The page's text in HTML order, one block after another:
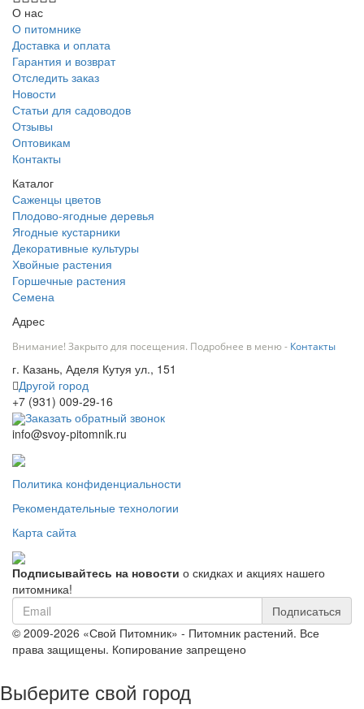
О нас
О питомнике
Доставка и оплата
Гарантия и возврат
Отследить заказ
Новости
Статьи для садоводов
Отзывы
Оптовикам
Контакты
Каталог
Саженцы цветов
Плодово-ягодные деревья
Ягодные кустарники
Декоративные культуры
Хвойные растения
Горшечные растения
Семена
Адрес
Внимание! Закрыто для посещения. Подробнее в меню - Контакты
г. Казань, Аделя Кутуя ул., 151
Другой город
+7 (931) 009-29-16
Заказать обратный звонок
info@svoy-pitomnik.ru
Политика конфиденциальности
Рекомендательные технологии
Карта сайта
Подписывайтесь на новости о скидках и акциях нашего
питомника!
Подписаться
© 2009-2026 «Свой Питомник» - Питомник растений. Все
права защищены. Копирование запрещено
Выберите свой город